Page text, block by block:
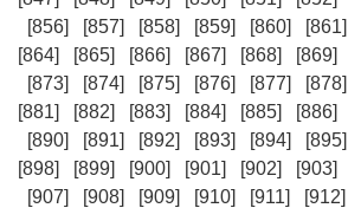
[856]
[857] [858] [859] [860] [861]
[864]
[865] [866] [867] [868] [869]
[873]
[874] [875] [876] [877] [878]
[881]
[882] [883] [884] [885] [886]
[890]
[891] [892] [893] [894] [895]
[898]
[899] [900] [901] [902] [903]
[907]
[908] [909] [910] [911] [912]